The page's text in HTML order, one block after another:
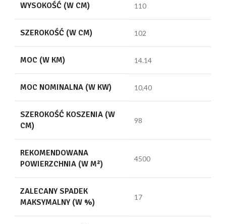
WYSOKOŚĆ (W CM) 110
SZEROKOŚĆ (W CM) 102
MOC (W KM) 14.14
MOC NOMINALNA (W KW) 10,40
SZEROKOŚĆ KOSZENIA (W
CM)
98
REKOMENDOWANA
POWIERZCHNIA (W M²)
4500
ZALECANY SPADEK
MAKSYMALNY (W %)
17